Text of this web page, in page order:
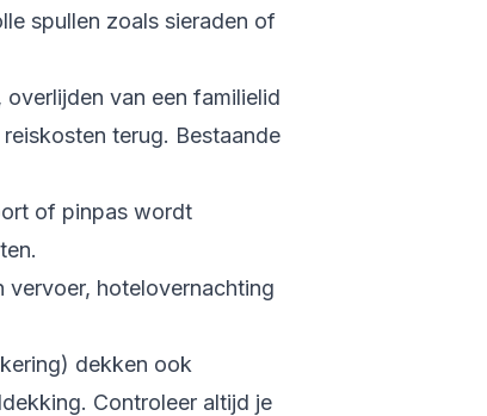
spullen zoals sieraden of
van een familielid
terug. Bestaande
of pinpas wordt
vervoer, hotelovernachting
dekken ook
Controleer altijd je